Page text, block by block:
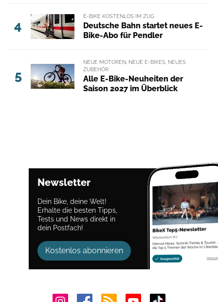
4
E-BIKE KOSTENLOS IM ZUG
Deutsche Bahn startet neues E-
Bike-Abo für Pendler
5
NEUE MOTOREN, NEUE E-BIKES, NEUES
ZUBEHÖR
Alle E-Bike-Neuheiten der
Saison 2027 im Überblick
Newsletter
Dein Bike, deine Welt!
Erhalte die besten Tipps,
Tests und News direkt in
dein Postfach!
Kostenlos abonnieren